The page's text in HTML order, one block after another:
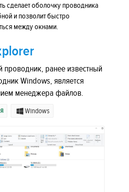
сделает оболочку проводника
и позволит быстро
между окнами.
ранее известный
Windows, является
менеджера файлов.
Windows